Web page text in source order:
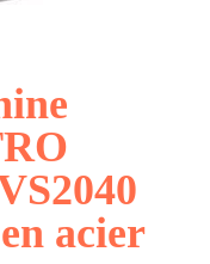
acier